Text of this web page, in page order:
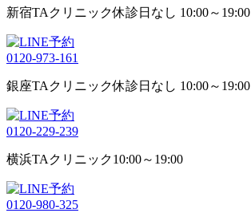
新宿TAクリニック休診日なし 10:00～19:00
0120-973-161
銀座TAクリニック休診日なし 10:00～19:00
0120-229-239
横浜TAクリニック10:00～19:00
0120-980-325